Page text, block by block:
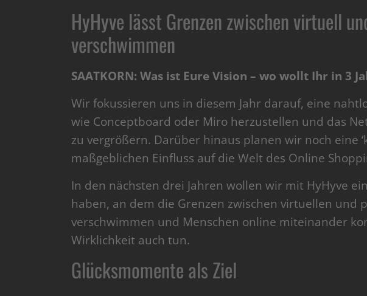
HyHyve lässt Grenzen zwischen virtuell
verschwimmen
SAATKORN: Was ist Eure Vision – wo wollt Ihr in 3
Wir fokussieren uns in diesem Jahr darauf, eine
wie Conceptboard oder Miro herzustellen und das
zu vergrößern. Darüber hinaus planen wir noch eine
maßgeblichen Einfluss auf die Welt des Online
In den nächsten drei Jahren wollen wir mit HyHyve
haben, an dem die Grenzen zwischen virtuellen und
verschwimmen und Menschen online miteinander
Wirklichkeit auch tun.
Glücksmomente als Ziel